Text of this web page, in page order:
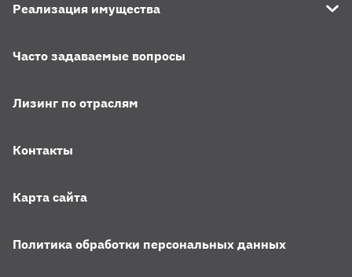
машинокомплектов с
Реализация имущества
Часто задаваемые вопросы
Лизинг по отраслям
Контакты
Карта сайта
Политика обработки персональных данных